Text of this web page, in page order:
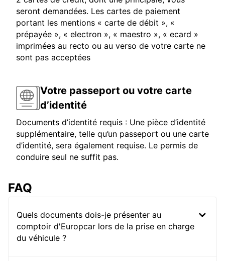
seront demandées. Les cartes de paiement
portant les mentions « carte de débit », «
prépayée », « electron », « maestro », « ecard »
imprimées au recto ou au verso de votre carte ne
sont pas acceptées
Votre passeport ou votre carte
d’identité
Documents d’identité requis : Une pièce d’identité
supplémentaire, telle qu’un passeport ou une carte
d’identité, sera également requise. Le permis de
conduire seul ne suffit pas.
FAQ
Quels documents dois-je présenter au
comptoir d'Europcar lors de la prise en charge
du véhicule ?